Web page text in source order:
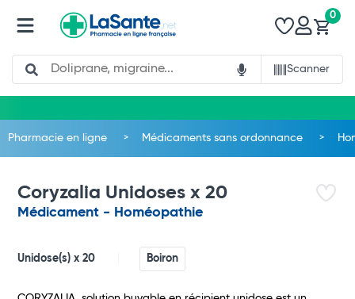
Search
Scanner
0
Pharmacie en ligne Médicaments sans ordonnance
Coryzalia Unidoses x 20
Médicament - Homéopathie
Unidose(s) x 20 Boiron